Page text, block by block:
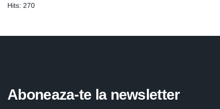
Hits: 270
Aboneaza-te la newsletter